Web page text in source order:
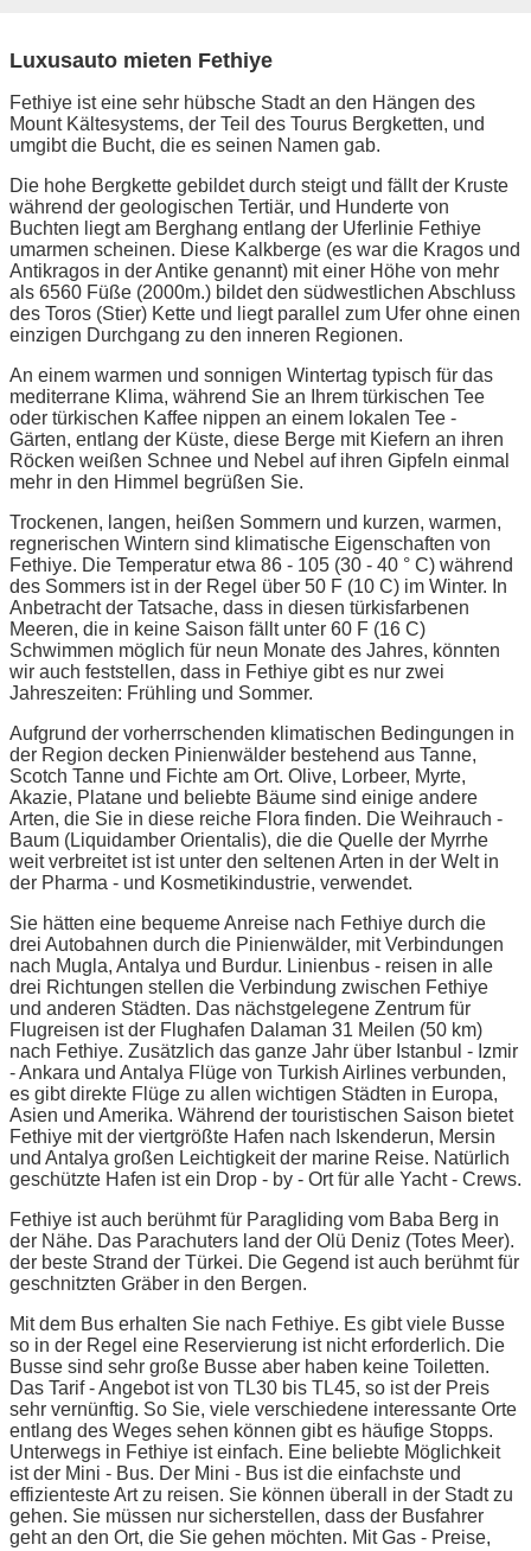
Luxusauto mieten Fethiye
Fethiye ist eine sehr hübsche Stadt an den Hängen des
Mount Kältesystems, der Teil des Tourus Bergketten, und
umgibt die Bucht, die es seinen Namen gab.
Die hohe Bergkette gebildet durch steigt und fällt der Kruste
während der geologischen Tertiär, und Hunderte von
Buchten liegt am Berghang entlang der Uferlinie Fethiye
umarmen scheinen. Diese Kalkberge (es war die Kragos und
Antikragos in der Antike genannt) mit einer Höhe von mehr
als 6560 Füße (2000m.) bildet den südwestlichen Abschluss
des Toros (Stier) Kette und liegt parallel zum Ufer ohne einen
einzigen Durchgang zu den inneren Regionen.
An einem warmen und sonnigen Wintertag typisch für das
mediterrane Klima, während Sie an Ihrem türkischen Tee
oder türkischen Kaffee nippen an einem lokalen Tee -
Gärten, entlang der Küste, diese Berge mit Kiefern an ihren
Röcken weißen Schnee und Nebel auf ihren Gipfeln einmal
mehr in den Himmel begrüßen Sie.
Trockenen, langen, heißen Sommern und kurzen, warmen,
regnerischen Wintern sind klimatische Eigenschaften von
Fethiye. Die Temperatur etwa 86 - 105 (30 - 40 ° C) während
des Sommers ist in der Regel über 50 F (10 C) im Winter. In
Anbetracht der Tatsache, dass in diesen türkisfarbenen
Meeren, die in keine Saison fällt unter 60 F (16 C)
Schwimmen möglich für neun Monate des Jahres, könnten
wir auch feststellen, dass in Fethiye gibt es nur zwei
Jahreszeiten: Frühling und Sommer.
Aufgrund der vorherrschenden klimatischen Bedingungen in
der Region decken Pinienwälder bestehend aus Tanne,
Scotch Tanne und Fichte am Ort. Olive, Lorbeer, Myrte,
Akazie, Platane und beliebte Bäume sind einige andere
Arten, die Sie in diese reiche Flora finden. Die Weihrauch -
Baum (Liquidamber Orientalis), die die Quelle der Myrrhe
weit verbreitet ist ist unter den seltenen Arten in der Welt in
der Pharma - und Kosmetikindustrie, verwendet.
Sie hätten eine bequeme Anreise nach Fethiye durch die
drei Autobahnen durch die Pinienwälder, mit Verbindungen
nach Mugla, Antalya und Burdur. Linienbus - reisen in alle
drei Richtungen stellen die Verbindung zwischen Fethiye
und anderen Städten. Das nächstgelegene Zentrum für
Flugreisen ist der Flughafen Dalaman 31 Meilen (50 km)
nach Fethiye. Zusätzlich das ganze Jahr über Istanbul - Izmir
- Ankara und Antalya Flüge von Turkish Airlines verbunden,
es gibt direkte Flüge zu allen wichtigen Städten in Europa,
Asien und Amerika. Während der touristischen Saison bietet
Fethiye mit der viertgrößte Hafen nach Iskenderun, Mersin
und Antalya großen Leichtigkeit der marine Reise. Natürlich
geschützte Hafen ist ein Drop - by - Ort für alle Yacht - Crews.
Fethiye ist auch berühmt für Paragliding vom Baba Berg in
der Nähe. Das Parachuters land der Olü Deniz (Totes Meer).
der beste Strand der Türkei. Die Gegend ist auch berühmt für
geschnitzten Gräber in den Bergen.
Mit dem Bus erhalten Sie nach Fethiye. Es gibt viele Busse
so in der Regel eine Reservierung ist nicht erforderlich. Die
Busse sind sehr große Busse aber haben keine Toiletten.
Das Tarif - Angebot ist von TL30 bis TL45, so ist der Preis
sehr vernünftig. So Sie, viele verschiedene interessante Orte
entlang des Weges sehen können gibt es häufige Stopps.
Unterwegs in Fethiye ist einfach. Eine beliebte Möglichkeit
ist der Mini - Bus. Der Mini - Bus ist die einfachste und
effizienteste Art zu reisen. Sie können überall in der Stadt zu
gehen. Sie müssen nur sicherstellen, dass der Busfahrer
geht an den Ort, die Sie gehen möchten. Mit Gas - Preise,